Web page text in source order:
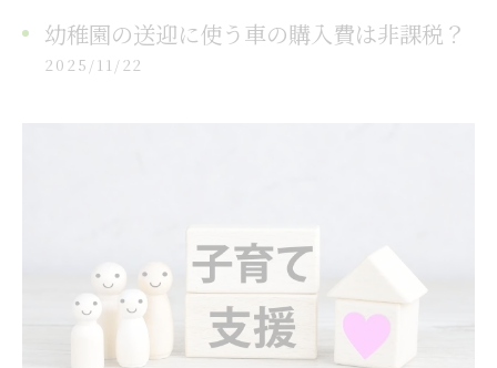
幼稚園の送迎に使う車の購入費は非課税？
2025/11/22